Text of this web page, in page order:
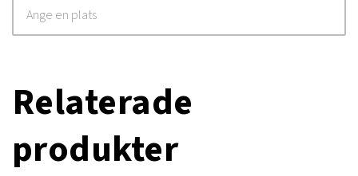
Relaterade
produkter